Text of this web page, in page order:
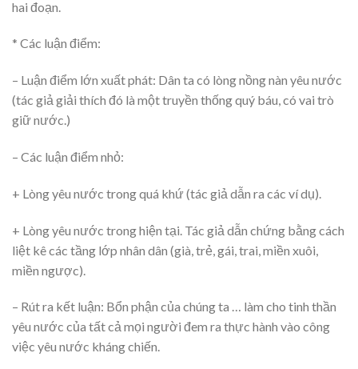
hai đoạn.
* Các luận điểm:
– Luận điểm lớn xuất phát: Dân ta có lòng nồng nàn yêu nước
(tác giả giải thích đó là một truyền thống quý báu, có vai trò
giữ nước.)
– Các luận điểm nhỏ:
+ Lòng yêu nước trong quá khứ (tác giả dẫn ra các ví dụ).
+ Lòng yêu nước trong hiện tại. Tác giả dẫn chứng bằng cách
liệt kê các tầng lớp nhân dân (già, trẻ, gái, trai, miền xuôi,
miền ngược).
– Rút ra kết luận: Bổn phận của chúng ta … làm cho tinh thần
yêu nước của tất cả mọi người đem ra thực hành vào công
việc yêu nước kháng chiến.